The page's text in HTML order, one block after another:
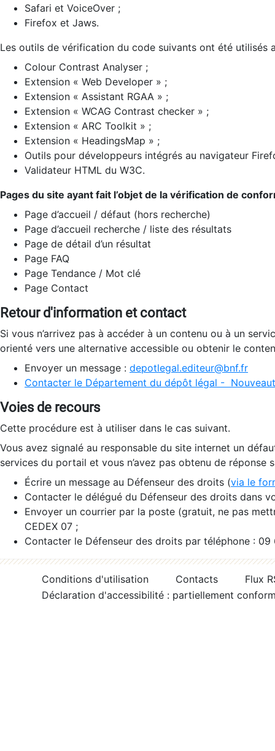
Safari et VoiceOver ;
Firefox et Jaws.
Les outils de vérification du code suivants ont été utilisés
Colour Contrast Analyser ;
Extension « Web Developer » ;
Extension « Assistant RGAA » ;
Extension « WCAG Contrast checker » ;
Extension « ARC Toolkit » ;
Extension « HeadingsMap » ;
Outils pour développeurs intégrés au navigateur
Validateur HTML du W3C.
Pages du site ayant fait l’objet de la vérification de
Page d’accueil / défaut (hors recherche)
Page d’accueil recherche / liste des résultats
Page de détail d’un résultat
Page FAQ
Page Tendance / Mot clé
Page Contact
Retour d'information et contact
Si vous n’arrivez pas à accéder à un contenu ou à un
orienté vers une alternative accessible ou obtenir le
Envoyer un message : depotlegal.editeur@bnf.fr
Contacter le Département du dépôt légal -
Voies de recours
Cette procédure est à utiliser dans le cas suivant.
Vous avez signalé au responsable du site internet un
services du portail et vous n’avez pas obtenu de réponse
Écrire un message au Défenseur des droits (via le
Contacter le délégué du Défenseur des droits dans
Envoyer un courrier par la poste (gratuit, ne pas
CEDEX 07 ;
Contacter le Défenseur des droits par téléphone :
Conditions d'utilisation Contacts
Flux
Déclaration d'accessibilité : partiellement